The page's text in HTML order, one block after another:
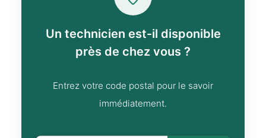
Un technicien est-il disponible
près de chez vous ?
Entrez votre code postal pour le savoir
immédiatement.